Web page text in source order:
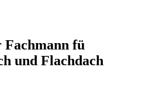
fü
und Flachdach